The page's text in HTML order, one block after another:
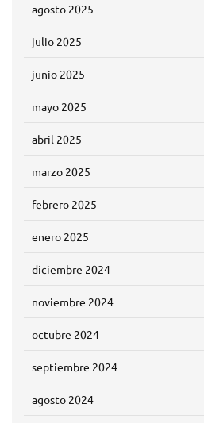
agosto 2025
julio 2025
junio 2025
mayo 2025
abril 2025
marzo 2025
febrero 2025
enero 2025
diciembre 2024
noviembre 2024
octubre 2024
septiembre 2024
agosto 2024